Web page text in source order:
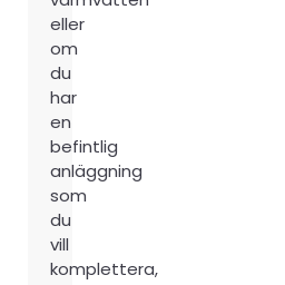
eller
om
du
har
en
befintlig
anläggning
som
du
vill
komplettera,